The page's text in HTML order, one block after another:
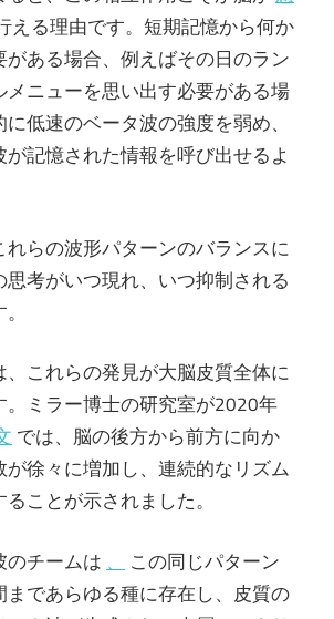
える理由です。短期記憶から何か
がある場合、例えばその日のラン
メニューを思い出す必要がある場
低速のベータ波の強度を弱め、
記憶された情報を呼び出せるよ
らの波形パターンのバランスに
思考がいつ現れ、いつ抑制される
これらの発見が大脳皮質全体に
。ミラー博士の研究室が2020年
では、脳の後方から前方に向か
が徐々に増加し、連続的なリズム
ことが示されました。
のチームは 、
この同じパターン
であらゆる種に存在し、皮質の